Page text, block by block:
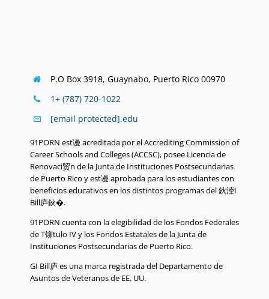
P.O Box 3918, Guaynabo, Puerto Rico 00970
1+ (787) 720-1022
[email protected].edu
91PORN est谩 acreditada por el Accrediting Commission of
Career Schools and Colleges (ACCSC), posee Licencia de
Renovaci贸n de la Junta de Instituciones Postsecundarias
de Puerto Rico y est谩 aprobada para los estudiantes con
beneficios educativos en los distintos programas del 鈥淕I
Bill庐鈥�.
91PORN cuenta con la elegibilidad de los Fondos Federales
de T铆tulo IV y los Fondos Estatales de la Junta de
Instituciones Postsecundarias de Puerto Rico.
GI Bill庐 es una marca registrada del Departamento de
Asuntos de Veteranos de EE. UU.